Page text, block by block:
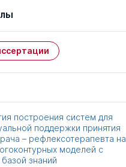
построения систем для
поддержки принятия
– рефлексотерапевта на
моделей с
знаний